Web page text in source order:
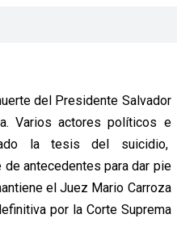
del Presidente Salvador
Varios actores políticos e
la tesis del suicidio,
antecedentes para dar pie
el Juez Mario Carroza
por la Corte Suprema